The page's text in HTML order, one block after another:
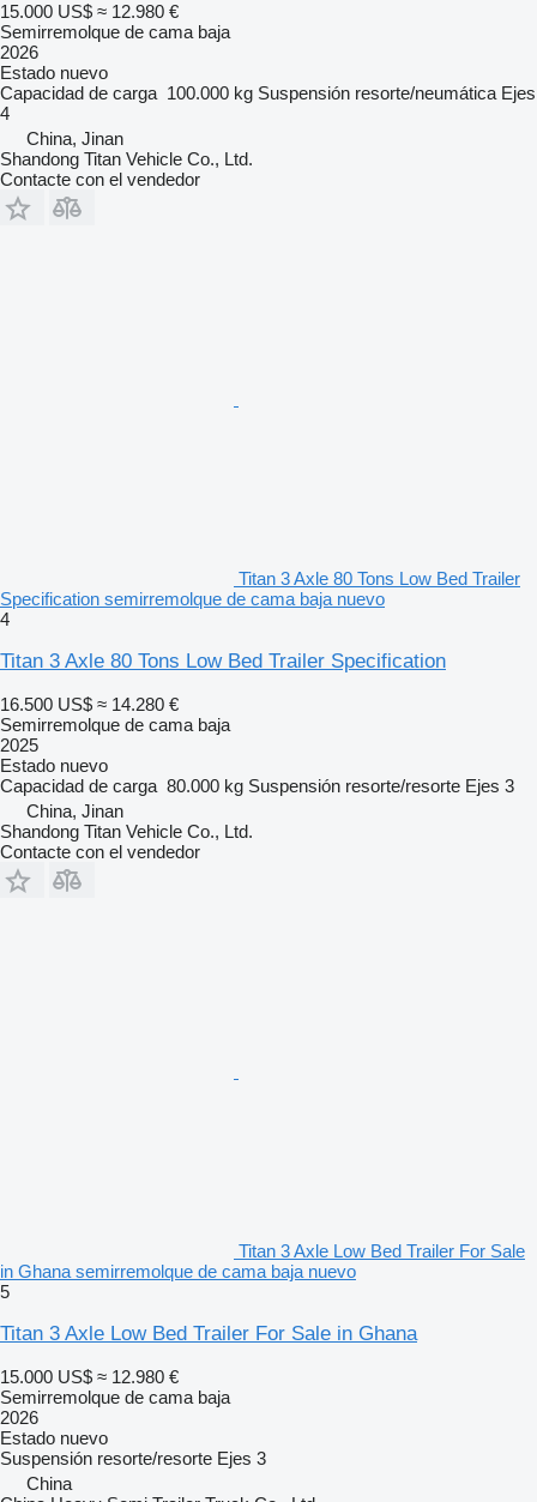
15.000 US$ ≈ 12.980 €
Semirremolque de cama baja
2026
Estado nuevo
Capacidad de carga 100.000 kg Suspensión resorte/neumática Ejes
4
China, Jinan
Shandong Titan Vehicle Co., Ltd.
Contacte con el vendedor
Titan 3 Axle 80 Tons Low Bed Trailer
Specification semirremolque de cama baja nuevo
4
Titan 3 Axle 80 Tons Low Bed Trailer Specification
16.500 US$ ≈ 14.280 €
Semirremolque de cama baja
2025
Estado nuevo
Capacidad de carga 80.000 kg Suspensión resorte/resorte Ejes 3
China, Jinan
Shandong Titan Vehicle Co., Ltd.
Contacte con el vendedor
Titan 3 Axle Low Bed Trailer For Sale
in Ghana semirremolque de cama baja nuevo
5
Titan 3 Axle Low Bed Trailer For Sale in Ghana
15.000 US$ ≈ 12.980 €
Semirremolque de cama baja
2026
Estado nuevo
Suspensión resorte/resorte Ejes 3
China